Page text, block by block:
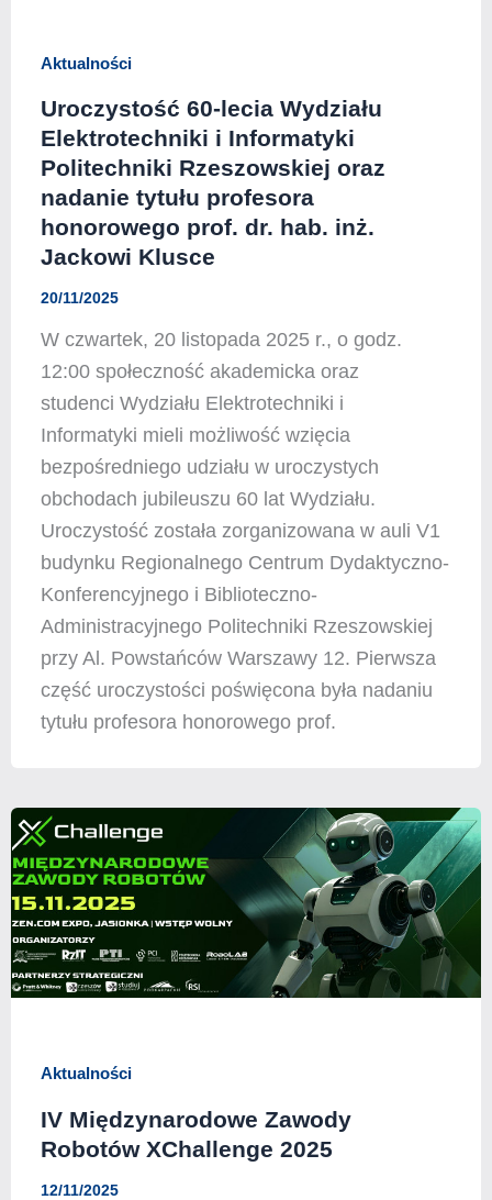
Aktualności
Uroczystość 60-lecia Wydziału
Elektrotechniki i Informatyki
Politechniki Rzeszowskiej oraz
nadanie tytułu profesora
honorowego prof. dr. hab. inż.
Jackowi Klusce
20/11/2025
W czwartek, 20 listopada 2025 r., o godz.
12:00 społeczność akademicka oraz
studenci Wydziału Elektrotechniki i
Informatyki mieli możliwość wzięcia
bezpośredniego udziału w uroczystych
obchodach jubileuszu 60 lat Wydziału.
Uroczystość została zorganizowana w auli V1
budynku Regionalnego Centrum Dydaktyczno-
Konferencyjnego i Biblioteczno-
Administracyjnego Politechniki Rzeszowskiej
przy Al. Powstańców Warszawy 12. Pierwsza
część uroczystości poświęcona była nadaniu
tytułu profesora honorowego prof.
Aktualności
IV Międzynarodowe Zawody
Robotów XChallenge 2025
12/11/2025